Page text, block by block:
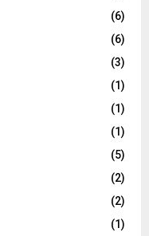
(6)
(6)
(3)
(1)
(1)
(1)
(5)
(2)
(2)
(1)